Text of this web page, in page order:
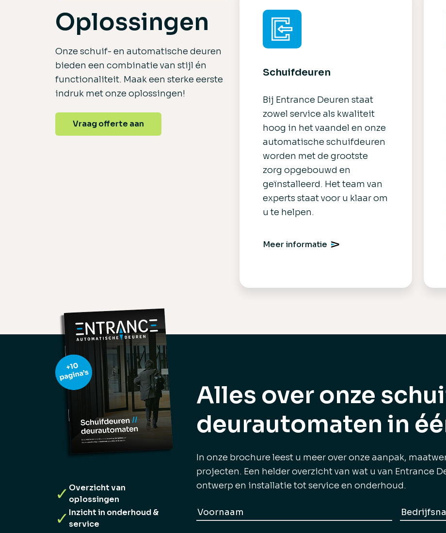
Oplossingen
Onze schuif- en automatische deuren
bieden een combinatie van stijl én
functionaliteit. Maak een sterke eerste
indruk met onze oplossingen!
Vraag offerte aan
Schuifdeuren
Bij Entrance Deuren staat
zowel service als kwaliteit
hoog in het vaandel en onze
automatische schuifdeuren
worden met de grootste
zorg opgebouwd en
geïnstalleerd. Het team van
experts staat voor u klaar om
u te helpen.
Meer informatie
✓ Overzicht van
oplossingen
✓ Inzicht in onderhoud &
service
Alles over onze
deurautomaten in
In onze brochure leest u meer over onze aanpak,
projecten. Een helder overzicht van wat u van Entrance
ontwerp en installatie tot service en onderhoud.
Naam
Geen
titel